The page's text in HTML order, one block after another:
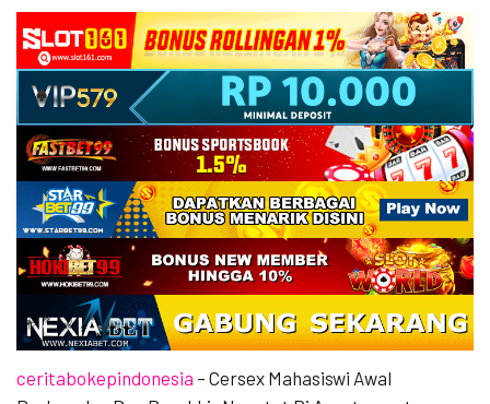
ceritabokepindonesia – Cersex Mahasiswi Awal